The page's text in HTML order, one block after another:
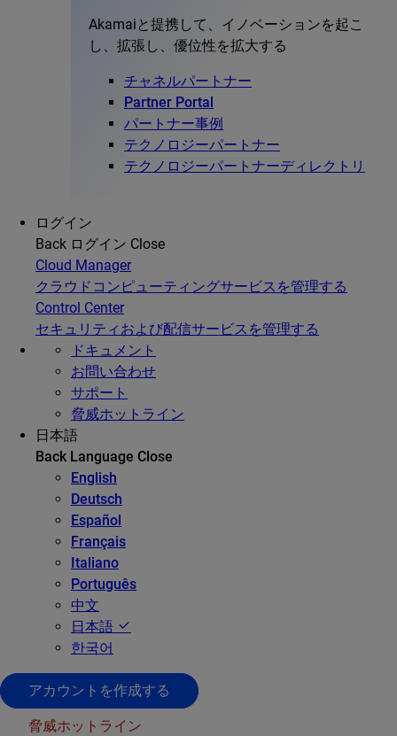
Akamaiと提携して、イノベーションを起こ
し、拡張し、優位性を拡大する
チャネルパートナー
Partner Portal
パートナー事例
テクノロジーパートナー
テクノロジーパートナーディレクトリ
ログイン
Back ログイン Close
Cloud Manager
クラウドコンピューティングサービスを管理する
Control Center
セキュリティおよび配信サービスを管理する
ドキュメント
お問い合わせ
サポート
脅威ホットライン
日本語
Back Language Close
English
Deutsch
Español
Français
Italiano
Português
中文
日本語
한국어
アカウントを作成する
脅威ホットライン